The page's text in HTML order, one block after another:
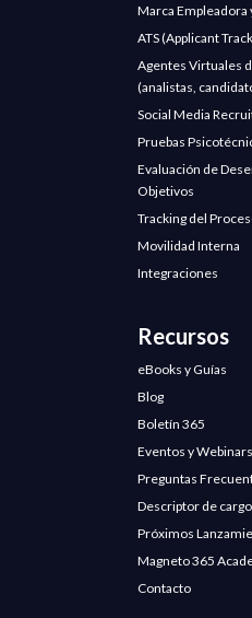
Marca Empleadora
ATS (Applicant
Agentes Virtuales
(analistas,
Social Media
Pruebas
Evaluación de
Objetivos
Tracking del
Movilidad Interna
Integraciones
Recursos
eBooks y Guías
Blog
Boletín 365
Eventos y Webinars
Preguntas
Descriptor de
Próximos
Magneto 365
Contacto